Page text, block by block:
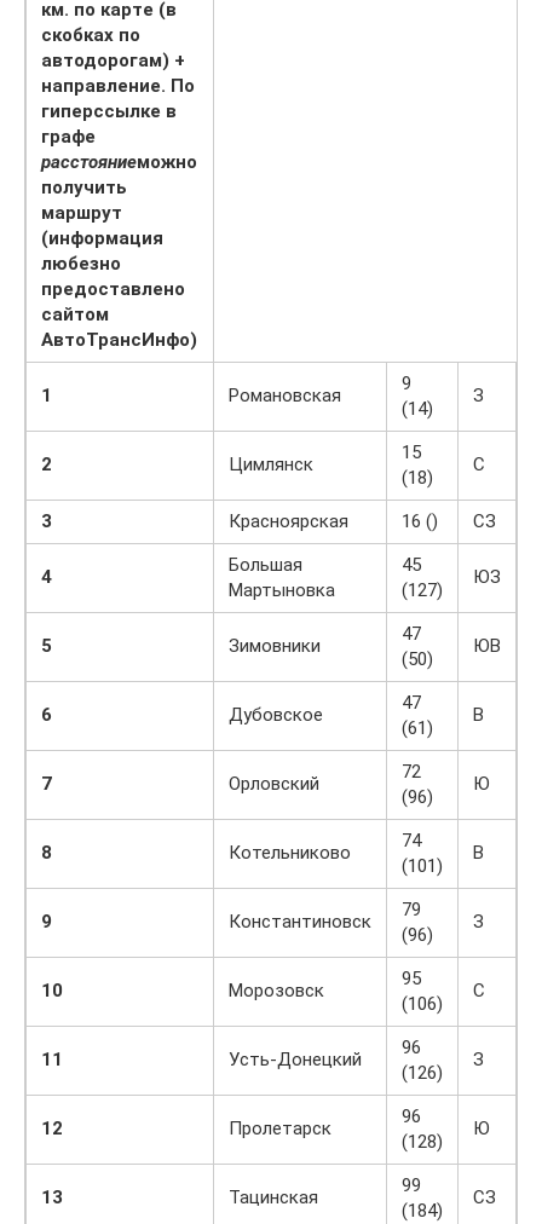
км. по карте (в
скобках по
автодорогам) +
направление. По
гиперссылке в
графе
расстояниеможно
получить
маршрут
(информация
любезно
предоставлено
сайтом
АвтоТрансИнфо)
1 Романовская
9
(14)
З
2 Цимлянск
15
(18)
С
3 Красноярская 16 () СЗ
4
Большая
Мартыновка
45
(127)
ЮЗ
5 Зимовники
47
(50)
ЮВ
6 Дубовское
47
(61)
В
7 Орловский
72
(96)
Ю
8 Котельниково
74
(101)
В
9 Константиновск
79
(96)
З
10 Морозовск
95
(106)
С
11 Усть-Донецкий
96
(126)
З
12 Пролетарск
96
(128)
Ю
13 Тацинская
99
(184)
СЗ